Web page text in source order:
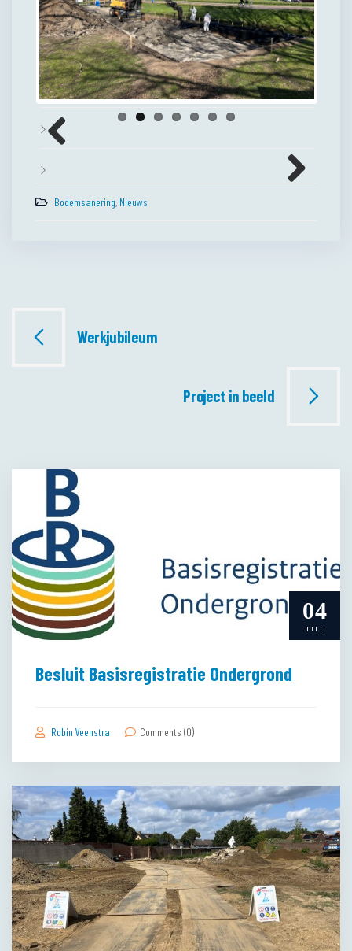
Bodemsanering, Nieuws
Bericht
navigatie
Werkjubileum
Project in beeld
04
mrt
Besluit Basisregistratie Ondergrond
Robin Veenstra Comments (0)